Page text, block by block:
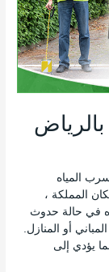
المياه
المملكة ،
في حالة حدوث
أو المنازل.
يؤدي إلى